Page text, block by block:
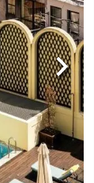
次へ